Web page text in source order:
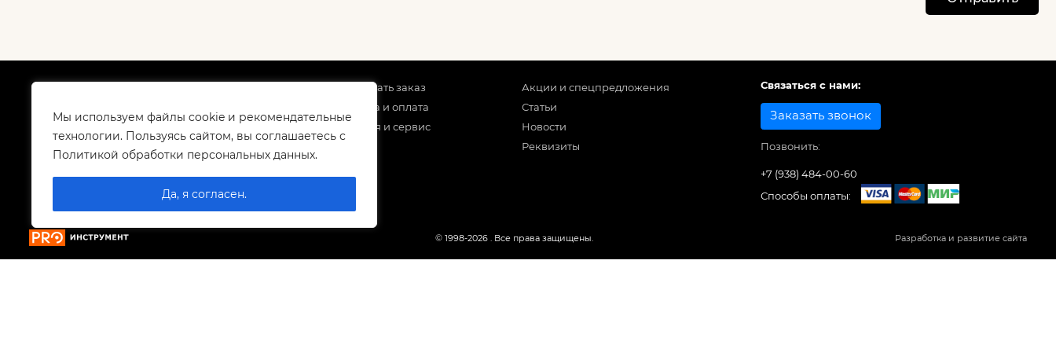
Мы используем файлы cookie и рекомендательные
технологии. Пользуясь сайтом, вы соглашаетесь с
Политикой обработки персональных данных.
Да, я согласен.
Корпоративным клиентам
Как сделать заказ
Доставка и оплата
Гарантия и сервис
Акции и спецпредложения
Статьи
Новости
Реквизиты
Связаться с нами:
Заказать звонок
Позвонить:
+7 (938) 484-00-60
Способы оплаты:
© 1998-2026 . Все права защищены. Разработка и развитие сайта